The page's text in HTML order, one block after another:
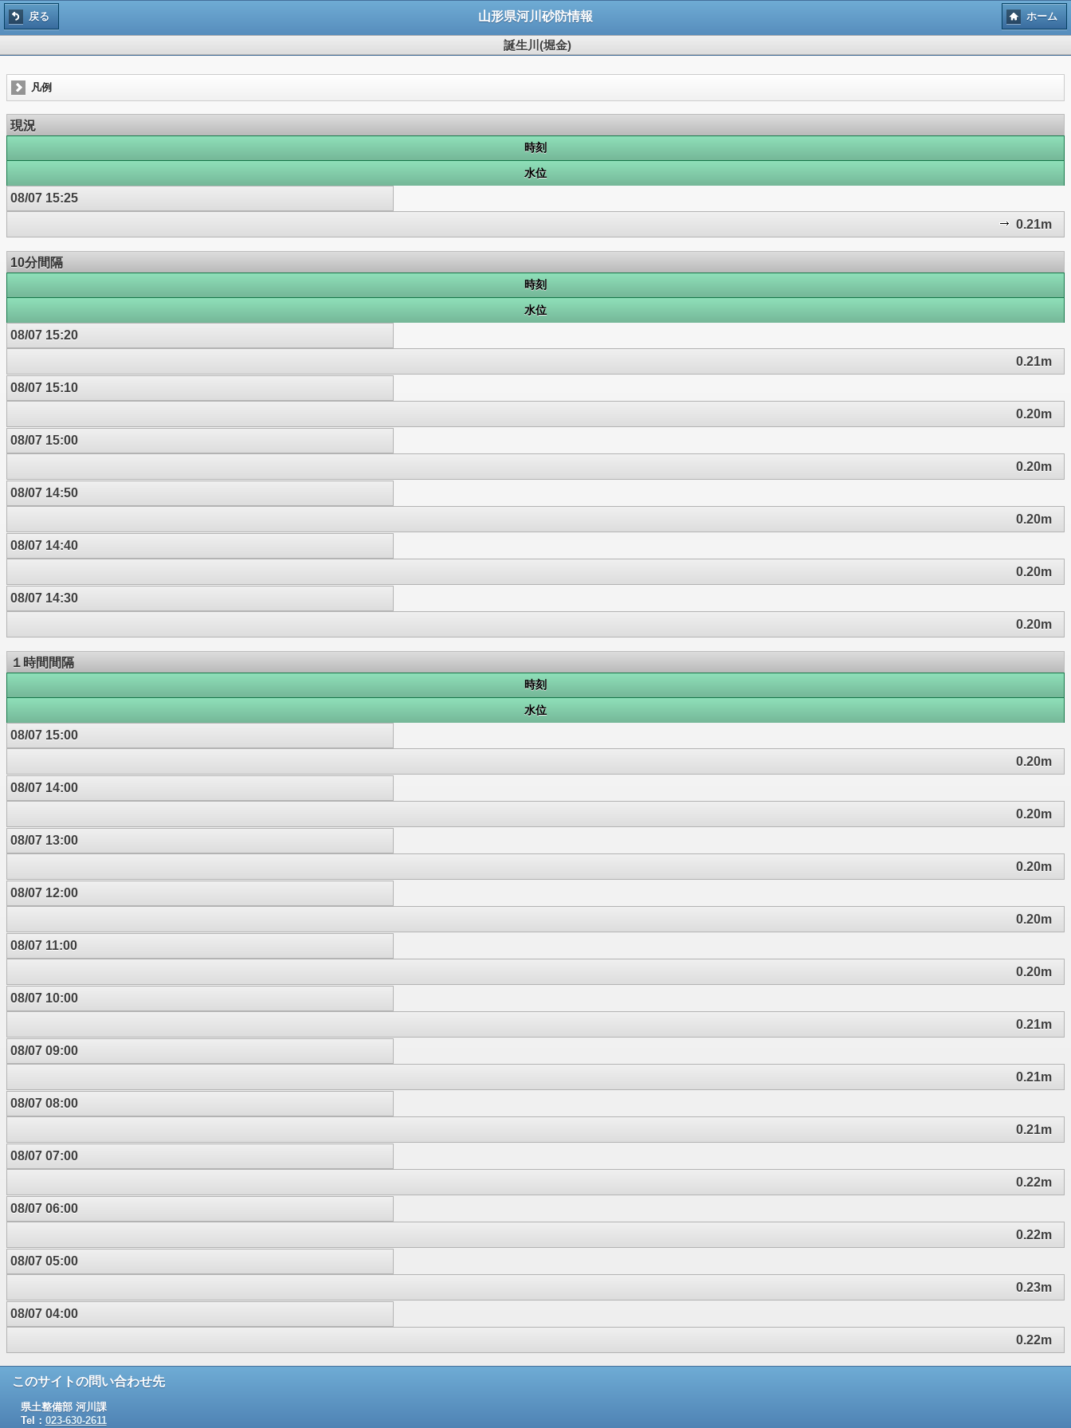
戻る 山形県河川砂防情報 ホーム
誕生川(堀金)
凡例
現況
時刻
水位
08/07 15:25
0.21m
10分間隔
時刻
水位
08/07 15:20
0.21m
08/07 15:10
0.20m
08/07 15:00
0.20m
08/07 14:50
0.20m
08/07 14:40
0.20m
08/07 14:30
0.20m
１時間間隔
時刻
水位
08/07 15:00
0.20m
08/07 14:00
0.20m
08/07 13:00
0.20m
08/07 12:00
0.20m
08/07 11:00
0.20m
08/07 10:00
0.21m
08/07 09:00
0.21m
08/07 08:00
0.21m
08/07 07:00
0.22m
08/07 06:00
0.22m
08/07 05:00
0.23m
08/07 04:00
0.22m
このサイトの問い合わせ先
県土整備部 河川課
Tel： 023-630-2611